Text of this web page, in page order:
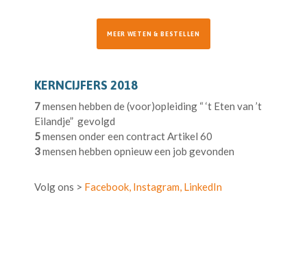
MEER WETEN & BESTELLEN
KERNCIJFERS 2018
7mensen hebben de (voor)opleiding “ ‘t Eten van ’t
Eilandje” gevolgd
5mensen onder een contract Artikel 60
3mensen hebben opnieuw een job gevonden
Volg ons > Facebook, Instagram, LinkedIn